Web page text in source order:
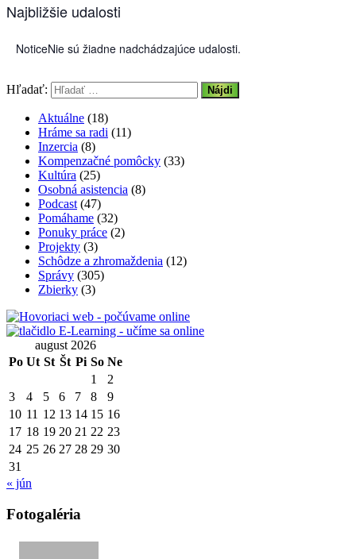
Najbližšie udalosti
NoticeNie sú žiadne nadchádzajúce udalosti.
Hľadať:
Aktuálne (18)
Hráme sa radi (11)
Inzercia (8)
Kompenzačné pomôcky (33)
Kultúra (25)
Osobná asistencia (8)
Podcast(47)
Pomáhame (32)
Ponuky práce (2)
Projekty (3)
Schôdze a zhromaždenia (12)
Správy (305)
Zbierky (3)
august 2026
Po Ut St Št Pi So Ne
1
2
3
4 5 6 7 8
9
10 11 12 13 14 15 16
17 18 19 20 21 22 23
24 25 26 27 28 29 30
31
« jún
Fotogaléria